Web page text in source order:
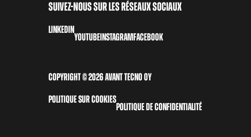
SUIVEZ-NOUS SUR LES RÉSEAUX SOCIAUX
LINKEDIN
YOUTUBEINSTAGRAMFACEBOOK
COPYRIGHT © 2026 AVANT TECNO OY
POLITIQUE SUR COOKIES
POLITIQUE DE CONFIDENTIALITÉ